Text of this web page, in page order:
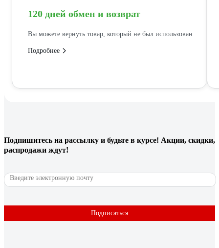
120 дней обмен и возврат
Вы можете вернуть товар, который не был использован
Подробнее
Подпишитесь на рассылку и будьте в курсе! Акции, скидки,
распродажи ждут!
Подписаться